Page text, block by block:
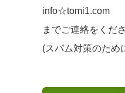
info☆tomi1.com
までご連絡をくだ
(スパム対策のため